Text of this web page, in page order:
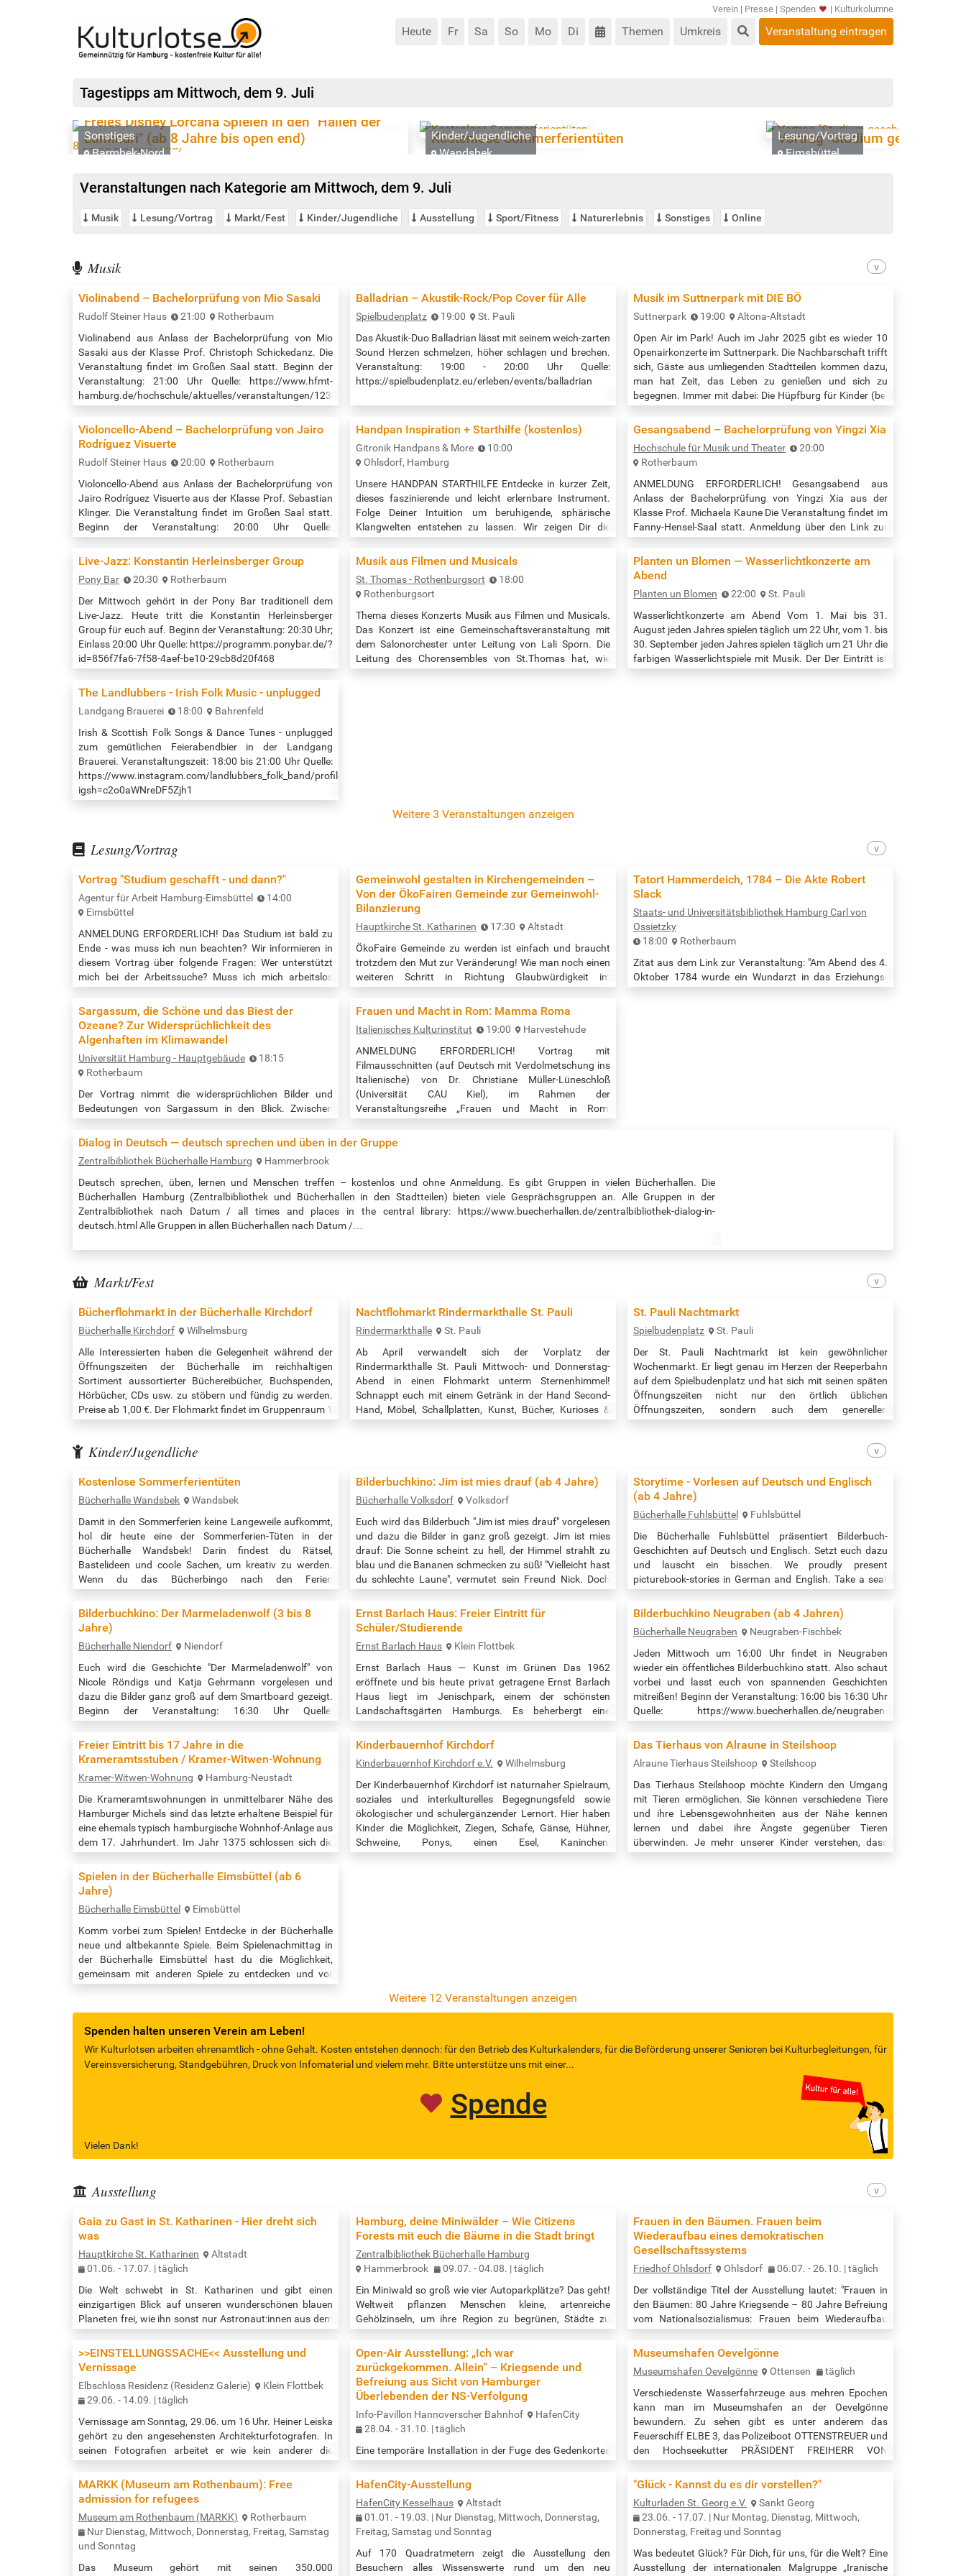
Verein | Presse | Spenden | Kulturkolumne
Heute Fr Sa So Mo Di Themen Umkreis Veranstaltung eintragen
Tagestipps am Mittwoch, dem 9. Juli
Freies Disney Lorcana Spielen in den "Hallen der
Luminari" (ab 8 Jahre bis open end)
Sonstiges
Barmbek-Nord
Kostenlose Sommerferientüten
Kinder/Jugendliche
Wandsbek
Vortrag "Studium geschafft -
Lesung/Vortrag
Eimsbüttel
Veranstaltungen nach Kategorie am Mittwoch, dem 9. Juli
Musik Lesung/Vortrag Markt/Fest Kinder/Jugendliche Ausstellung Sport/Fitness Naturerlebnis Sonstiges Online
Musik
Violinabend – Bachelorprüfung von Mio Sasaki
Rudolf Steiner Haus 21:00
Rotherbaum
Violinabend aus Anlass der Bachelorprüfung von Mio
Sasaki aus der Klasse Prof. Christoph Schickedanz. Die
Veranstaltung findet im Großen Saal statt. Beginn der
Veranstaltung: 21:00 Uhr Quelle: https://www.hfmt-
hamburg.de/hochschule/aktuelles/veranstaltungen/12343-
Balladrian – Akustik-Rock/Pop Cover für Alle
Spielbudenplatz 19:00
St. Pauli
Das Akustik-Duo Balladrian lässt mit seinem weich-zarten
Sound Herzen schmelzen, höher schlagen und brechen.
Veranstaltung: 19:00 - 20:00 Uhr Quelle:
https://spielbudenplatz.eu/erleben/events/balladrian
Musik im Suttnerpark mit DIE BÖ
Suttnerpark 19:00
Altona-Altstadt
Open Air im Park! Auch im Jahr 2025 gibt es wieder 10
Openairkonzerte im Suttnerpark. Die Nachbarschaft trifft
sich, Gäste aus umliegenden Stadtteilen kommen dazu,
man hat Zeit, das Leben zu genießen und sich zu
begegnen. Immer mit dabei: Die Hüpfburg für Kinder (bei
natürlich kann man sich auch sein eigenes
Grillgut/Getränke mitbringen) und jede Menge gute
Laune. Und eben Musik. Diesmal mit DIE…
Violoncello-Abend – Bachelorprüfung von Jairo
Rodríguez Visuerte
Rudolf Steiner Haus 20:00
Rotherbaum
Violoncello-Abend aus Anlass der Bachelorprüfung von
Jairo Rodríguez Visuerte aus der Klasse Prof. Sebastian
Klinger. Die Veranstaltung findet im Großen Saal statt.
Beginn der Veranstaltung: 20:00 Uhr Quelle:
hamburg.de/hochschule/aktuelles/veranstaltungen/12255-
Handpan Inspiration + Starthilfe (kostenlos)
Gitronik Handpans & More
10:00
Ohlsdorf, Hamburg
Unsere HANDPAN STARTHILFE Entdecke in kurzer Zeit,
dieses faszinierende und leicht erlernbare Instrument.
Folge Deiner Intuition um beruhigende, sphärische
Klangwelten entstehen zu lassen. Wir zeigen Dir die
musikalische Vorkenntnisse, entspannt bei Kaffee oder
> Erste Töne > Spieltechniken und Fingerübungen >
Inspiration zum…
Gesangsabend – Bachelorprüfung von Yingzi Xia
Hochschule für Musik und Theater
20:00
Rotherbaum
ANMELDUNG ERFORDERLICH! Gesangsabend aus
Anlass der Bachelorprüfung von Yingzi Xia aus der
Klasse Prof. Michaela Kaune Die Veranstaltung findet im
Fanny-Hensel-Saal statt. Anmeldung über den Link zur
Quelle: https://www.hfmt-
hamburg.de/hochschule/aktuelles/veranstaltungen/12213-
Live-Jazz: Konstantin Herleinsberger Group
Pony Bar 20:30
Rotherbaum
Der Mittwoch gehört in der Pony Bar traditionell dem
Live-Jazz. Heute tritt die Konstantin Herleinsberger
Group für euch auf. Beginn der Veranstaltung: 20:30 Uhr;
Einlass 20:00 Uhr Quelle: https://programm.ponybar.de/?
id=856f7fa6-7f58-4aef-be10-29cb8d20f468
Musik aus Filmen und Musicals
St. Thomas - Rothenburgsort
18:00
Rothenburgsort
Thema dieses Konzerts Musik aus Filmen und Musicals.
Das Konzert ist eine Gemeinschaftsveranstaltung mit
dem Salonorchester unter Leitung von Lali Sporn. Die
Leitung des Chorensembles von St.Thomas hat, wie
Planten un Blomen — Wasserlicht­konzerte am
Abend
Planten un Blomen 22:00
St. Pauli
Wasserlicht­konzerte am Abend Vom 1. Mai bis 31.
August jeden Jahres spielen täglich um 22 Uhr, vom 1. bis
30. September jeden Jahres spielen täglich um 21 Uhr die
farbigen Wasserlichtspiele mit Musik. Der Der Eintritt ist
The Landlubbers - Irish Folk Music - unplugged
Landgang Brauerei 18:00
Bahrenfeld
Irish & Scottish Folk Songs & Dance Tunes - unplugged
zum gemütlichen Feierabendbier in der Landgang
Brauerei. Veranstaltungszeit: 18:00 bis 21:00 Uhr Quelle:
https://www.instagram.com/landlubbers_folk_band/profilecard/?
igsh=c2o0aWNreDF5Zjh1
Weitere 3 Veranstaltungen anzeigen
Lesung/Vortrag
Vortrag "Studium geschafft - und dann?"
Agentur für Arbeit Hamburg-Eimsbüttel
14:00
Eimsbüttel
ANMELDUNG ERFORDERLICH! Das Studium ist bald zu
Ende - was muss ich nun beachten? Wir informieren in
diesem Vortrag über folgende Fragen: Wer unterstützt
mich bei der Arbeitssuche? Muss ich mich arbeitslos
Arbeit? Welche finanziellen Unterstützungsmöglichkeiten
gibt es? Was kann das Hochschulteam der Agentur für
Arbeit für mich tun? Ansprechpartnerinnen der Agentur
für Arbeit und des Hochschulteams…
Gemeinwohl gestalten in Kirchengemeinden –
Von der ÖkoFairen Gemeinde zur Gemeinwohl-
Bilanzierung
Hauptkirche St. Katharinen 17:30
Altstadt
ÖkoFaire Gemeinde zu werden ist einfach und braucht
trotzdem den Mut zur Veränderung! Wie man noch einen
weiteren Schritt in Richtung Glaubwürdigkeit im
im Kirchenkreis Nordfriesland in einem einjährigen
Lauermann und Hans Pahl-Christiansen aufgezeigt. Die
Gemeinden diskutierten gemeinsam, welchen Bezug ihr
kirchliches Handeln zu den ethischen Grundwerten…
Tatort Hammerdeich, 1784 – Die Akte Robert
Slack
Staats- und Universitätsbibliothek Hamburg Carl von
Ossietzky
18:00
Rotherbaum
Zitat aus dem Link zur Veranstaltung: "Am Abend des 4.
Oktober 1784 wurde ein Wundarzt in das Erziehungs-
Sargassum, die Schöne und das Biest der
Ozeane? Zur Widersprüchlichkeit des
Algenhaften im Klimawandel
Universität Hamburg - Hauptgebäude
18:15
Rotherbaum
Der Vortrag nimmt die widersprüchlichen Bilder und
Bedeutungen von Sargassum in den Blick. Zwischen
dieser Alge, die mal als schwebender Lebensraum, mal
als stinkender Küstenbelag erscheint. Anhand von
Geschichten, Bildern und Beobachtungen erkundet der
Vortrag, wie Sargassum nicht nur die Strände, sondern
auch Vorstellungen von Natur, Schönheit und Bedrohung
verändert – und wie sich im Umgang mit der…
Frauen und Macht in Rom: Mamma Roma
Italienisches Kulturinstitut 19:00
Harvestehude
ANMELDUNG ERFORDERLICH! Vortrag mit
Filmausschnitten (auf Deutsch mit Verdolmetschung ins
Italienische) von Dr. Christiane Müller-Lüneschloß
(Universität CAU Kiel), im Rahmen der
Veranstaltungsreihe „Frauen und Macht in Rom:
Roma“. Der Eintritt zur Veranstaltung ist frei, eine
Anmeldung über den Link unten ist erforderlich. Was
Rolle(n) der Frau in…
Dialog in Deutsch — deutsch sprechen und üben in der Gruppe
Zentralbibliothek Bücherhalle Hamburg
Hammerbrook
Deutsch sprechen, üben, lernen und Menschen treffen – kostenlos und ohne Anmeldung. Es gibt Gruppen in vielen Bücherhallen. Die
Bücherhallen Hamburg (Zentralbibliothek und Bücherhallen in den Stadtteilen) bieten viele Gesprächsgruppen an. Alle Gruppen in der
Zentralbibliothek nach Datum / all times and places in the central library: https://www.buecherhallen.de/zentralbibliothek-dialog-in-
deutsch.html Alle Gruppen in allen Bücherhallen nach Datum /…
Markt/Fest
Bücherflohmarkt in der Bücherhalle Kirchdorf
Bücherhalle Kirchdorf
Wilhelmsburg
Alle Interessierten haben die Gelegenheit während der
Öffnungszeiten der Bücherhalle im reichhaltigen
Sortiment aussortierter Büchereibücher, Buchspenden,
Hörbücher, CDs usw. zu stöbern und fündig zu werden.
Preise ab 1,00 €. Der Flohmarkt findet im Gruppenraum 1
https://www.buecherhallen.de/kirchdorf.html
Nachtflohmarkt Rindermarkthalle St. Pauli
Rindermarkthalle
St. Pauli
Ab April verwandelt sich der Vorplatz der
Rindermarkthalle St. Pauli Mittwoch- und Donnerstag-
Abend in einen Flohmarkt unterm Sternenhimmel!
Schnappt euch mit einem Getränk in der Hand Second-
Hand, Möbel, Schallplatten, Kunst, Bücher, Kurioses &
St. Pauli Nachtmarkt
Spielbudenplatz
St. Pauli
Der St. Pauli Nachtmarkt ist kein gewöhnlicher
Wochenmarkt. Er liegt genau im Herzen der Reeperbahn
auf dem Spielbudenplatz und hat sich mit seinen späten
Öffnungszeiten nicht nur den örtlich üblichen
Öffnungszeiten, sondern auch dem generellen
erledigt, hier trifft man sich jeden Mittwoch nach
Essen…
Kinder/Jugendliche
Kostenlose Sommerferientüten
Bücherhalle Wandsbek
Wandsbek
Damit in den Sommerferien keine Langeweile aufkommt,
hol dir heute eine der Sommerferien-Tüten in der
Bücherhalle Wandsbek! Darin findest du Rätsel,
Bastelideen und coole Sachen, um kreativ zu werden.
Wenn du das Bücherbingo nach den Ferien
Spaß! Veranstaltungszeit: 10:00 bis 19:00 Uhr Quelle:
https://www.buecherhallen.de/wandsbek-
termin/sommerferientueten/datum/20250709.html
Bilderbuchkino: Jim ist mies drauf (ab 4 Jahre)
Bücherhalle Volksdorf
Volksdorf
Euch wird das Bilderbuch "Jim ist mies drauf" vorgelesen
und dazu die Bilder in ganz groß gezeigt. Jim ist mies
drauf: Die Sonne scheint zu hell, der Himmel strahlt zu
blau und die Bananen schmecken zu süß! "Vielleicht hast
du schlechte Laune", vermutet sein Freund Nick. Doch
Beginn der Veranstaltung: 16:00 Uhr Quelle:…
Storytime - Vorlesen auf Deutsch und Englisch
(ab 4 Jahre)
Bücherhalle Fuhlsbüttel
Fuhlsbüttel
Die Bücherhalle Fuhlsbüttel präsentiert Bilderbuch-
Geschichten auf Deutsch und Englisch. Setzt euch dazu
und lauscht ein bisschen. We proudly present
picturebook-stories in German and English. Take a seat
Uhr Quelle: https://www.buecherhallen.de/fuhlsbuettel-
termin/storytime/datum/20250709.html
Bilderbuchkino: Der Marmeladenwolf (3 bis 8
Jahre)
Bücherhalle Niendorf
Niendorf
Euch wird die Geschichte "Der Marmeladenwolf" von
Nicole Röndigs und Katja Gehrmann vorgelesen und
dazu die Bilder ganz groß auf dem Smartboard gezeigt.
Beginn der Veranstaltung: 16:30 Uhr Quelle:
termin/bilderbuchkino-der-
marmeladenwolf/datum/20250709.html
Ernst Barlach Haus: Freier Eintritt für
Schüler/Studierende
Ernst Barlach Haus
Klein Flottbek
Ernst Barlach Haus — Kunst im Grünen Das 1962
eröffnete und bis heute privat getragene Ernst Barlach
Haus liegt im Jenischpark, einem der schönsten
Landschaftsgärten Hamburgs. Es beherbergt eine
expressionistischen Bildhauers, Zeichners und
sehen, darunter nahezu ein Drittel seiner kostbaren
Holzskulpturen. Neben wechselnden
Sammlungspräsentationen…
Bilderbuchkino Neugraben (ab 4 Jahren)
Bücherhalle Neugraben
Neugraben-Fischbek
Jeden Mittwoch um 16:00 Uhr findet in Neugraben
wieder ein öffentliches Bilderbuchkino statt. Also schaut
vorbei und lasst euch von spannenden Geschichten
mitreißen! Beginn der Veranstaltung: 16:00 bis 16:30 Uhr
Quelle: https://www.buecherhallen.de/neugraben-
Freier Eintritt bis 17 Jahre in die
Krameramtsstuben / Kramer-Witwen-Wohnung
Kramer-Witwen-Wohnung
Hamburg-Neustadt
Die Krameramtswohnungen in unmittelbarer Nähe des
Hamburger Michels sind das letzte erhaltene Beispiel für
eine ehemals typisch hamburgische Wohnhof-Anlage aus
dem 17. Jahrhundert. Im Jahr 1375 schlossen sich die
in der Stadt besaβen und vornehmlich mit Gewürzen,
Seidenstoffen und Eisenwaren handelten, im Krameramt
zusammen. Diese wohlhabende Berufsorganisation lieβ
auf dem Gelände bei der…
Kinderbauernhof Kirchdorf
Kinderbauernhof Kirchdorf e.V.
Wilhelmsburg
Der Kinderbauernhof Kirchdorf ist naturnaher Spielraum,
soziales und interkulturelles Be­gegnungsfeld sowie
ökologischer und schulergän­zender Lernort. Hier haben
Kinder die Möglichkeit, Ziegen, Schafe, Gänse, Hühner,
Schweine, Ponys, einen Esel, Kaninchen,
Das Tierhaus von Alraune in Steilshoop
Alraune Tierhaus Steilshoop
Steilshoop
Das Tierhaus Steilshoop möchte Kindern den Umgang
mit Tieren ermöglichen. Sie können verschiedene Tiere
und ihre Lebensgewohnheiten aus der Nähe kennen
lernen und dabei ihre Ängste gegenüber Tieren
überwinden. Je mehr unserer Kinder verstehen, dass
Spielen in der Bücherhalle Eimsbüttel (ab 6
Jahre)
Bücherhalle Eimsbüttel
Eimsbüttel
Komm vorbei zum Spielen! Entdecke in der Bücherhalle
neue und altbekannte Spiele. Beim Spielenachmittag in
der Bücherhalle Eimsbüttel hast du die Möglichkeit,
gemeinsam mit anderen Spiele zu entdecken und vor
18730/datum/20250709.html
Weitere 12 Veranstaltungen anzeigen
Spenden halten unseren Verein am Leben!
Wir Kulturlotsen arbeiten ehrenamtlich - ohne Gehalt. Kosten entstehen dennoch: für den Betrieb des Kulturkalenders, für die Beförderung unserer Senioren bei Kulturbegleitungen, für
Vereinsversicherung, Standgebühren, Druck von Infomaterial und vielem mehr. Bitte unterstütze uns mit einer...
Spende
Vielen Dank!
Ausstellung
Gaia zu Gast in St. Katharinen - Hier dreht sich
was
Hauptkirche St. Katharinen
Altstadt
01.06. - 17.07. | täglich
Die Welt schwebt in St. Katharinen und gibt einen
einzigartigen Blick auf unseren wunderschönen blauen
Planeten frei, wie ihn sonst nur Astronaut:innen aus dem
die sieben Meter große Installation des britischen
Künstlers Luke Jerram, eine originalgetreue Nachbildung
der Erde, die mit Nasa-Bildern gestaltet ist. Eine
Kunstinstallation, die die Schönheit und Verletzlichkeit
unseres Planeten zeigt,…
Hamburg, deine Miniwälder – Wie Citizens
Forests mit euch die Bäume in die Stadt bringt
Zentralbibliothek Bücherhalle Hamburg
Hammerbrook
09.07. - 04.08. | täglich
Ein Miniwald so groß wie vier Autoparkplätze? Das geht!
Weltweit pflanzen Menschen kleine, artenreiche
Gehölzinseln, um ihre Region zu begrünen, Städte zu
Auch Hamburg hat schon einige dieser Miniwälder, auch
Tiny Forests genannt, und es sollen noch mehr werden.
Der gemeinnützige Verein Citizens Forests e. V.
organisiert seit 2019 Pflanzaktionen mit freiwilligen
Helfer*innen und orientiert sich dabei…
Frauen in den Bäumen. Frauen beim
Wiederaufbau eines demokratischen
Gesellschaftssystems
Friedhof Ohlsdorf Ohlsdorf
06.07. - 26.10. | täglich
Der vollständige Titel der Ausstellung lautet: "Frauen in
den Bäumen: 80 Jahre Kriegsende – 80 Jahre Befreiung
vom Nationalsozialismus: Frauen beim Wiederaufbau
Rückkehrerinnen in ein befreites Hamburg" Bild: ©
Kulturkarte.de/Hans-Jürgen Schirmer Es wird Frauen
gedacht, die in der unmittelbaren Nachkriegszeit beim
Wiederaufbau der Demokratie aktiv waren. Auch werden
Frauen in den Fokus gestellt, die in der…
>>EINSTELLUNGSSACHE<< Ausstellung und
Vernissage
Elbschloss Residenz (Residenz Galerie)
Klein Flottbek
29.06. - 14.09. | täglich
Vernissage am Sonntag, 29.06. um 16 Uhr. Heiner Leiska
gehört zu den angesehensten Architekturfotografen. In
seinen Fotografien arbeitet er wie kein anderer die
Betrachtenden besonders zu verdeutlichen. Besonders
beeindruckend geschieht dies, seit er sich auf die
Fotografie der Architekturmodelle spezialisierte. Seine
Fähigkeit, die Essenz der architektonischen Idee auf den
Punkt zu bringen, bringt…
Open-Air Ausstellung: „Ich war
zurückgekommen. Allein“ – Kriegsende und
Befreiung aus Sicht von Hamburger
Überlebenden der NS-Verfolgung
Info-Pavillon Hannoverscher Bahnhof
HafenCity
28.04. - 31.10. | täglich
Eine temporäre Installation in der Fuge des Gedenkortes
bis 31. Oktober 2025 Kriegsende und Befreiung 1945 aus
Sicht von Hamburger Überlebenden der NS-Verfolgung.
Über 8.000 Sinti*ze und Rom*nja sowie Jüdinnen und
Juden aus Hamburg und Norddeutschland wurden im
Nationalsozialismus verfolgt und in Ghettos,
Konzentrations- und Vernichtungslager im östlichen
Europa verschleppt. Nur wenige Hundert…
Museumshafen Oevelgönne
Museumshafen Oevelgönne Ottensen
täglich
Verschiedenste Wasserfahrzeuge aus mehren Epochen
kann man im Museumshafen an der Oevelgönne
bewundern. Zu sehen gibt es unter anderem das
Feuerschiff ELBE 3, das Polizeiboot OTTENSTREUER und
den Hochseekutter PRÄSIDENT FREIHERR VON
diesen und weiteren Schiffen sogar mitfahren. Für
Führungen angeboten. Ein privater, gemeinnütziger
Verein kümmert sich seit 1976…
MARKK (Museum am Rothenbaum): Free
admission for refugees
Museum am Rothenbaum (MARKK)
Rotherbaum
Nur Dienstag, Mittwoch, Donnerstag, Freitag, Samstag
und Sonntag
Das Museum gehört mit seinen 350.000
HafenCity-Ausstellung
HafenCity Kesselhaus
Altstadt
01.01. - 19.03. | Nur Dienstag, Mittwoch, Donnerstag,
Freitag, Samstag und Sonntag
Auf 170 Quadratmetern zeigt die Ausstellung den
Besuchern alles Wissenswerte rund um den neu
"Glück - Kannst du es dir vorstellen?"
Kulturladen St. Georg e.V.
Sankt Georg
23.06. - 17.07. | Nur Montag, Dienstag, Mittwoch,
Donnerstag, Freitag und Sonntag
Was bedeutet Glück? Für Dich, für uns, für die Welt? Eine
Ausstellung der internationalen Malgruppe „Iranische